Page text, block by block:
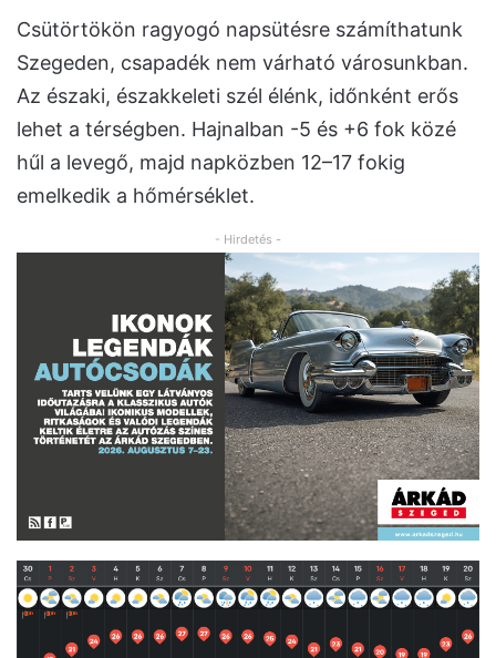
Csütörtökön ragyogó napsütésre számíthatunk
Szegeden, csapadék nem várható városunkban.
Az északi, északkeleti szél élénk, időnként erős
lehet a térségben. Hajnalban -5 és +6 fok közé
hűl a levegő, majd napközben 12–17 fokig
emelkedik a hőmérséklet.
- Hirdetés -